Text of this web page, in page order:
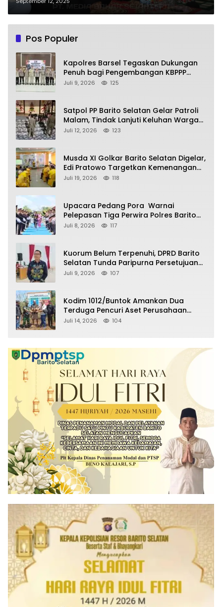
Pos Populer
Kapolres Barsel Tegaskan Dukungan
Penuh bagi Pengembangan KBPPP
Kalimantan Tengah
Juli 9, 2026 125
Satpol PP Barito Selatan Gelar Patroli
Malam, Tindak Lanjuti Keluhan Warga
soal Balap Liar dan Remaja Nongkrong
Juli 12, 2026 123
Musda XI Golkar Barito Selatan Digelar,
Edi Pratowo Targetkan Kemenangan
Partai pada Pemilu Mendatang
Juli 19, 2026 118
Upacara Pedang Pora Warnai
Pelepasan Tiga Perwira Polres Barito
Selatan Masuki Masa Pensiun
Juli 8, 2026 117
Kuorum Belum Terpenuhi, DPRD Barito
Selatan Tunda Paripurna Persetujuan
Raperda Pertanggungjawaban APBD
Juli 9, 2026 107
Kodim 1012/Buntok Amankan Dua
Terduga Pencuri Aset Perusahaan
Sitaan Satgas PKH, Satu Paket Diduga
Juli 14, 2026 104